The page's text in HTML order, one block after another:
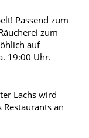
Passend zum
zum
auf
19:00 Uhr.
Lachs wird
Restaurants an